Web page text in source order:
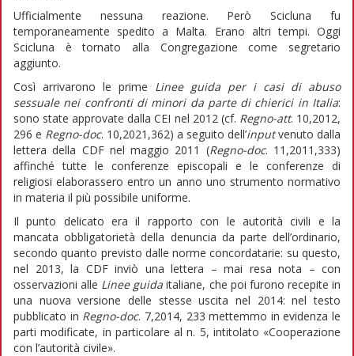
Ufficialmente nessuna reazione. Però Scicluna fu
temporaneamente spedito a Malta. Erano altri tempi. Oggi
Scicluna è tornato alla Congregazione come segretario
aggiunto.
Così arrivarono le prime Linee guida per i casi di abuso
sessuale nei confronti di minori da parte di chierici in Italia:
sono state approvate dalla CEI nel 2012 (cf. Regno-att. 10,2012,
296 e Regno-doc. 10,2021,362) a seguito dell’inputvenuto dalla
lettera della CDF nel maggio 2011 (Regno-doc. 11,2011,333)
affinché tutte le conferenze episcopali e le conferenze di
religiosi elaborassero entro un anno uno strumento normativo
in materia il più possibile uniforme.
Il punto delicato era il rapporto con le autorità civili e la
mancata obbligatorietà della denuncia da parte dell’ordinario,
secondo quanto previsto dalle norme concordatarie: su questo,
nel 2013, la CDF inviò una lettera – mai resa nota – con
osservazioni alle Linee guida italiane, che poi furono recepite in
una nuova versione delle stesse uscita nel 2014: nel testo
pubblicato in Regno-doc. 7,2014, 233 mettemmo in evidenza le
parti modificate, in particolare al n. 5, intitolato «Cooperazione
con l’autorità civile».